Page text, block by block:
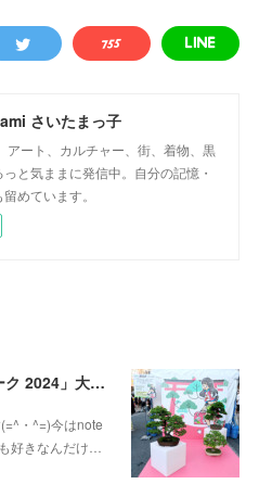
さいたまっ子
アート、カルチャー、街、着物、黒
と気ままに発信中。自分の記憶・
めています。
レポまとめ☆「大宮盆栽ウィーク 2024」大盆栽まつり、おおみや盆栽まつりにいってきた
・^=)今はnote
好きなんだけ…